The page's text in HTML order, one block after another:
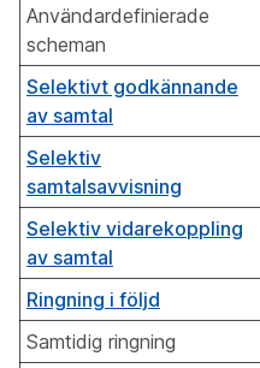
Användardefinierade
scheman
Selektivt godkännande
av samtal
Selektiv
samtalsavvisning
Selektiv vidarekoppling
av samtal
Ringning i följd
Samtidig ringning